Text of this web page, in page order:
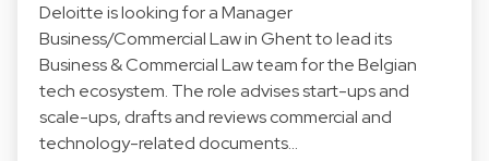
Deloitte is looking for a Manager
Business/Commercial Law in Ghent to lead its
Business & Commercial Law team for the Belgian
tech ecosystem. The role advises start-ups and
scale-ups, drafts and reviews commercial and
technology-related documents…